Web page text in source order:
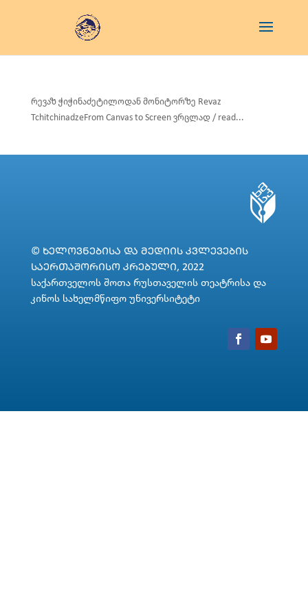
რევაზ ჭიჭინაძეტილოდან მონიტორზე Revaz
TchitchinadzeFrom Canvas to Screen ვრცლად / read...
© ᲮᲔᲚᲝᲕᲜᲔᲑᲘᲡᲐ ᲓᲐ ᲛᲔᲓᲘᲘᲡ ᲙᲕᲚᲔᲕᲔᲑᲘᲡ
ᲡᲐᲔᲠᲗᲐᲨᲝᲠᲘᲡᲝ ᲙᲠᲔᲑᲣᲚᲘ, 2022
საქართველოს შოთა რუსთაველის თეატრისა და
კინოს სახელმწიფო უნივერსიტეტი